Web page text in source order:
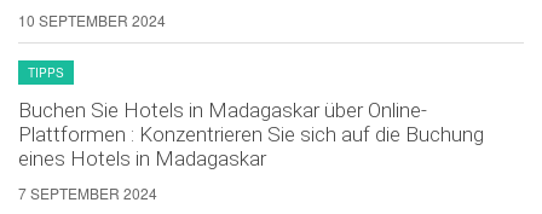
10 SEPTEMBER 2024
TIPPS
Buchen Sie Hotels in Madagaskar über Online-
Plattformen : Konzentrieren Sie sich auf die Buchung
eines Hotels in Madagaskar
7 SEPTEMBER 2024